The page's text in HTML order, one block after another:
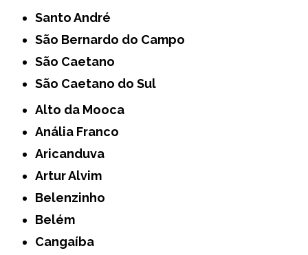
Santo André
São Bernardo do Campo
São Caetano
São Caetano do Sul
Alto da Mooca
Anália Franco
Aricanduva
Artur Alvim
Belenzinho
Belém
Cangaíba